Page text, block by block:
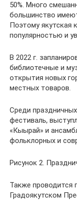
50%. Много
большинство
Поэтому якутская
популярностью и
В 2022 г.
библиотечные и
открытия новых
местных товаров.
Среди
фестиваль,
«Кыырай» и
фольклорных и
Рисунок 2.
Также проводится
Градоякутском